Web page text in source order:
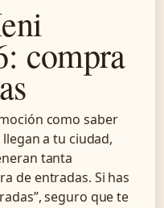
compra
como saber
a tu ciudad,
tanta
de entradas. Si has
seguro que te